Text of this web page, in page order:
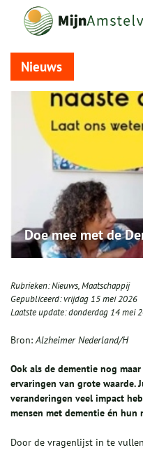
Nieuws
Doe mee met de
Rubrieken:Nieuws,Maatschappij
Gepubliceerd:vrijdag 15 mei 2026
Laatste update:donderdag 14 mei
Bron:Alzheimer Nederland/H
Ook als de dementie nog
ervaringen van grote waarde.
veranderingen veel impact
mensen met dementie én hun
Door de vragenlijst in te